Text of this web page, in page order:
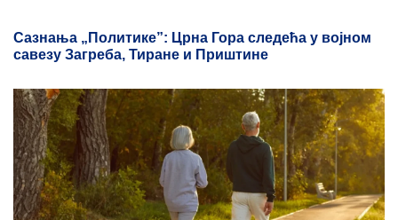
Сазнања „Политике”: Црна Гора следећа у војном
савезу Загреба, Тиране и Приштине